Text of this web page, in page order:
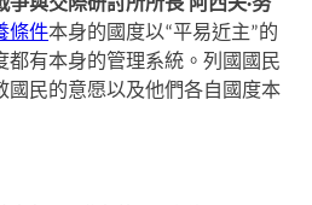
爭與交際研討所所長 阿西夫·努
條件本身的國度以“平易近主”的
都有本身的管理系統。列國國民
國民的意愿以及他們各自國度本